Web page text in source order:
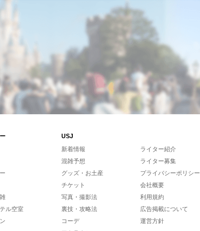
USJ
ル空室
新着情報
混雑予想
グッズ・お土産
チケット
写真・撮影法
裏技・攻略法
コーデ
ライター紹介
ライター募集
プライバシーポリシー
会社概要
利用規約
広告掲載について
運営方針